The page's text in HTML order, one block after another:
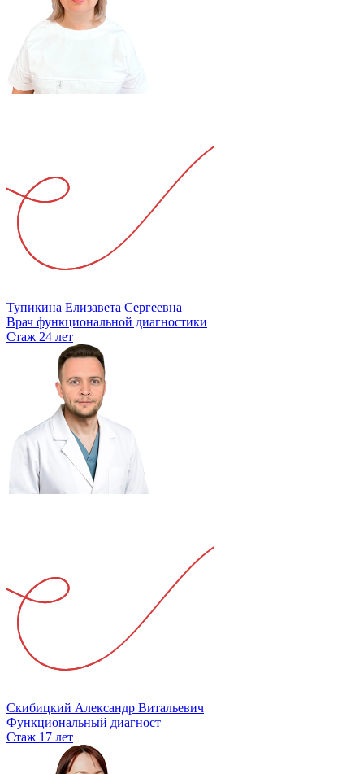
Тупикина Елизавета Сергеевна
Врач функциональной диагностики
Стаж 24 лет
Скибицкий Александр Витальевич
Функциональный диагност
Стаж 17 лет